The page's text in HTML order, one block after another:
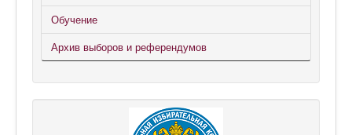
Обучение
Архив выборов и референдумов